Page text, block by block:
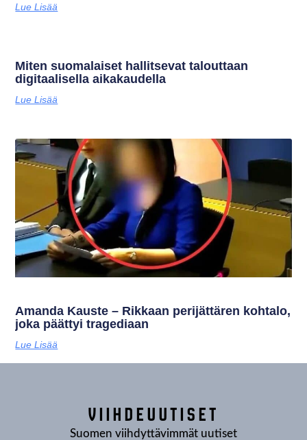
Lue Lisää
Miten suomalaiset hallitsevat talouttaan
digitaalisella aikakaudella
Lue Lisää
Amanda Kauste – Rikkaan perijättären kohtalo,
joka päättyi tragediaan
Lue Lisää
VIIHDEUUTISET
Suomen viihdyttävimmät uutiset